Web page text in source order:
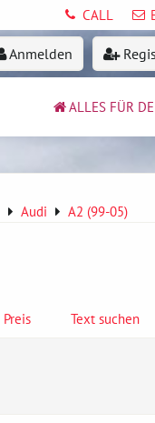
CALL
Anmelden
ALLES FÜR
Audi A2 (99-05)
Preis Text suchen